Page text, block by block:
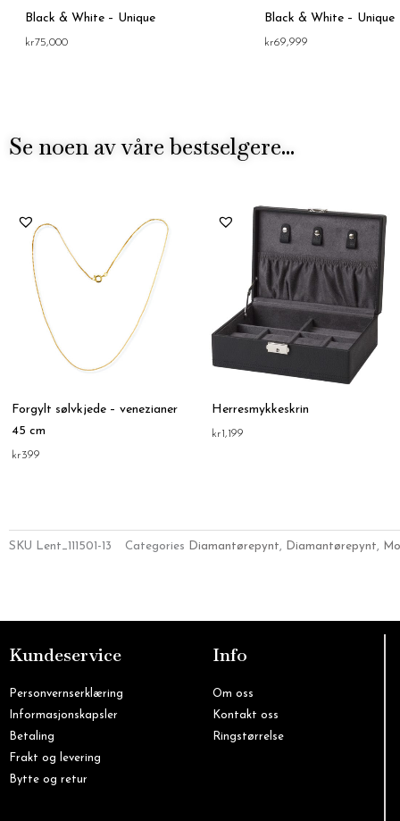
Black & White – Unique
kr75,000
Black & White – Unique
kr69,999
Se noen av våre bestselgere...
Forgylt sølvkjede – venezianer
45 cm
kr399
Herresmykkeskrin
kr1,199
SKU Lent_111501-13 Categories Diamantørepynt, Diamantørepynt,
Kundeservice
Personvernserklæring
Informasjonskapsler
Betaling
Frakt og levering
Bytte og retur
Info
Om oss
Kontakt oss
Ringstørrelse